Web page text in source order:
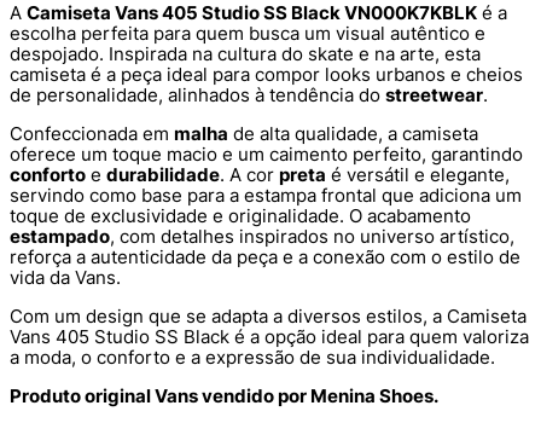
A Camiseta Vans 405 Studio SS Black VN000K7KBLK é a
escolha perfeita para quem busca um visual autêntico e
despojado. Inspirada na cultura do skate e na arte, esta
camiseta é a peça ideal para compor looks urbanos e cheios
de personalidade, alinhados à tendência do streetwear.
Confeccionada em malha de alta qualidade, a camiseta
oferece um toque macio e um caimento perfeito, garantindo
conforto e durabilidade. A cor preta é versátil e elegante,
servindo como base para a estampa frontal que adiciona um
toque de exclusividade e originalidade. O acabamento
estampado, com detalhes inspirados no universo artístico,
reforça a autenticidade da peça e a conexão com o estilo de
vida da Vans.
Com um design que se adapta a diversos estilos, a Camiseta
Vans 405 Studio SS Black é a opção ideal para quem valoriza
a moda, o conforto e a expressão de sua individualidade.
Produto original Vans vendido por Menina Shoes.